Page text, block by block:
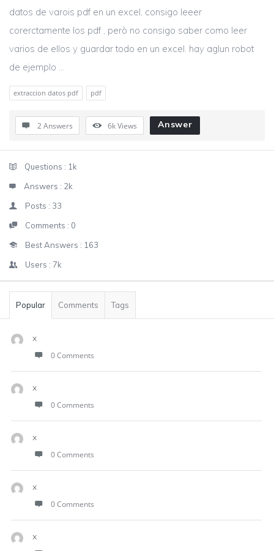
datos de varois pdf en un excel, consigo leeer
corerctamente los pdf , però no consigo saber como leer
varios de ellos y guardar todo en un excel. hay aglun robot
de ejemplo ...
extraccion datos pdf pdf
2 Answers 6kViews Answer
StatsQuestions : 1k
Answers : 2k
Posts : 33
Comments : 0
Best Answers : 163
Users : 7k
Popular Comments Tags
x
0 Comments
x
0 Comments
x
0 Comments
x
0 Comments
x